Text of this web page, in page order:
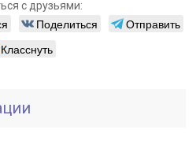
с друзьями:
Поделиться
Отправить
Класснуть